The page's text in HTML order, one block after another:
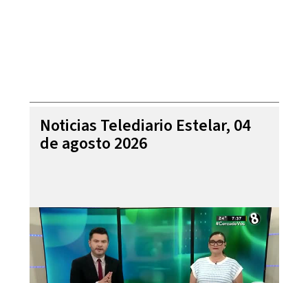
Noticias Telediario Estelar, 04
de agosto 2026